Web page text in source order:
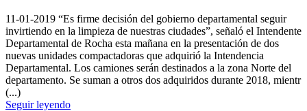
11-01-2019 “Es firme decisión del gobierno departamental seguir
invirtiendo en la limpieza de nuestras ciudades”, señaló el Intendente
Departamental de Rocha esta mañana en la presentación de dos
nuevas unidades compactadoras que adquirió la Intendencia
Departamental. Los camiones serán destinados a la zona Norte del
departamento. Se suman a otros dos adquiridos durante 2018, mientr
(...)
Seguir leyendo